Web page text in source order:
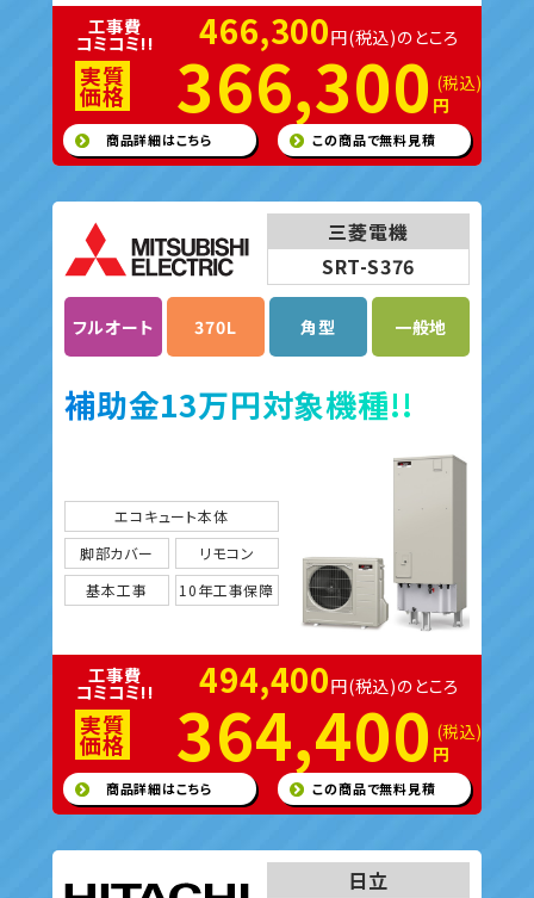
工事費
コミコミ!! 466,300円(税込)のところ
実質
価格 366,300 円
(税込)
商品詳細はこちら この商品で無料見積
三菱電機
SRT-S376
フルオート 370L 角型 一般地
補助金13万円対象機種!!
エコキュート本体
脚部カバー
リモコン
基本工事
10年工事保障
工事費
コミコミ!! 494,400円(税込)のところ
実質
価格 364,400 円
(税込)
商品詳細はこちら この商品で無料見積
日立